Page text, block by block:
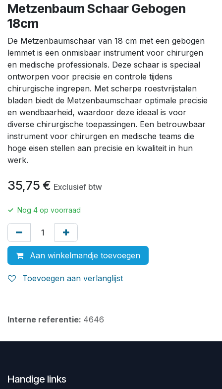
Metzenbaum Schaar Gebogen
18cm
De Metzenbaumschaar van 18 cm met een gebogen
lemmet is een onmisbaar instrument voor chirurgen
en medische professionals. Deze schaar is speciaal
ontworpen voor precisie en controle tijdens
chirurgische ingrepen. Met scherpe roestvrijstalen
bladen biedt de Metzenbaumschaar optimale precisie
en wendbaarheid, waardoor deze ideaal is voor
diverse chirurgische toepassingen. Een betrouwbaar
instrument voor chirurgen en medische teams die
hoge eisen stellen aan precisie en kwaliteit in hun
werk.
35,75 € Exclusief btw
✓ Nog 4 op voorraad
Aan winkelmandje toevoegen
Toevoegen aan verlanglijst
Interne referentie: 4646
Handige links